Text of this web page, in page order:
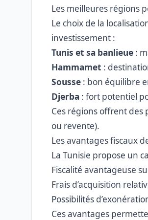
Les meilleures régions
Le choix de la
investissement :
Tunis et sa banlieue :
Hammamet :
Sousse : bon équilibre
Djerba : fort potentiel
Ces régions offrent des
ou revente).
Les avantages fiscaux
La Tunisie propose un
Fiscalité avantageuse
Frais d’acquisition
Possibilités
Ces avantages